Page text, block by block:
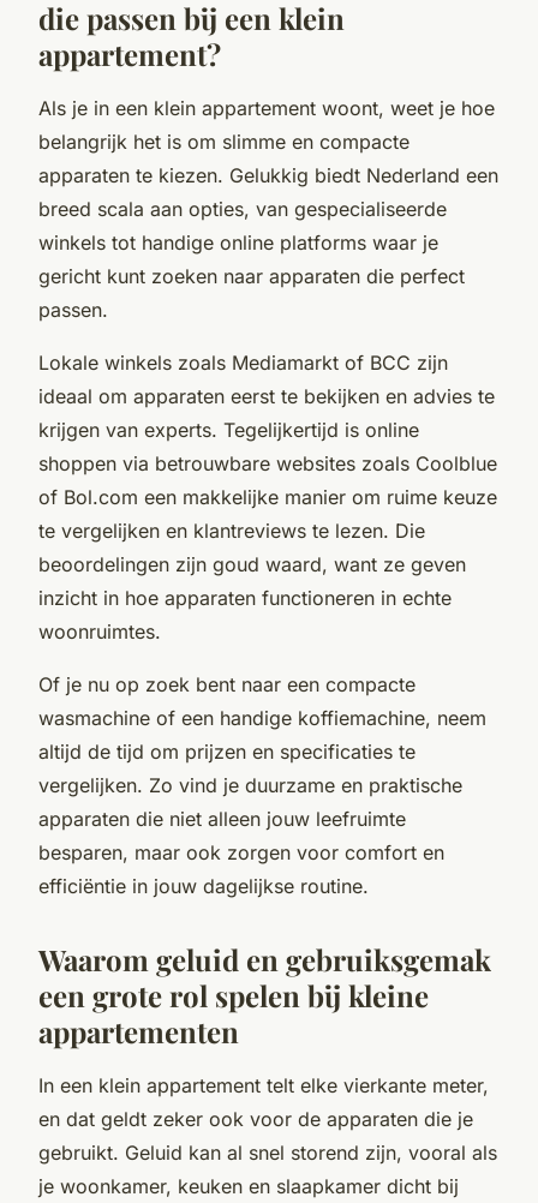
die passen bij een klein
appartement?
Als je in een klein appartement woont, weet je hoe
belangrijk het is om slimme en compacte
apparaten te kiezen. Gelukkig biedt Nederland een
breed scala aan opties, van gespecialiseerde
winkels tot handige online platforms waar je
gericht kunt zoeken naar apparaten die perfect
passen.
Lokale winkels zoals Mediamarkt of BCC zijn
ideaal om apparaten eerst te bekijken en advies te
krijgen van experts. Tegelijkertijd is online
shoppen via betrouwbare websites zoals Coolblue
of Bol.com een makkelijke manier om ruime keuze
te vergelijken en klantreviews te lezen. Die
beoordelingen zijn goud waard, want ze geven
inzicht in hoe apparaten functioneren in echte
woonruimtes.
Of je nu op zoek bent naar een compacte
wasmachine of een handige koffiemachine, neem
altijd de tijd om prijzen en specificaties te
vergelijken. Zo vind je duurzame en praktische
apparaten die niet alleen jouw leefruimte
besparen, maar ook zorgen voor comfort en
efficiëntie in jouw dagelijkse routine.
Waarom geluid en gebruiksgemak
een grote rol spelen bij kleine
appartementen
In een klein appartement telt elke vierkante meter,
en dat geldt zeker ook voor de apparaten die je
gebruikt. Geluid kan al snel storend zijn, vooral als
je woonkamer, keuken en slaapkamer dicht bij